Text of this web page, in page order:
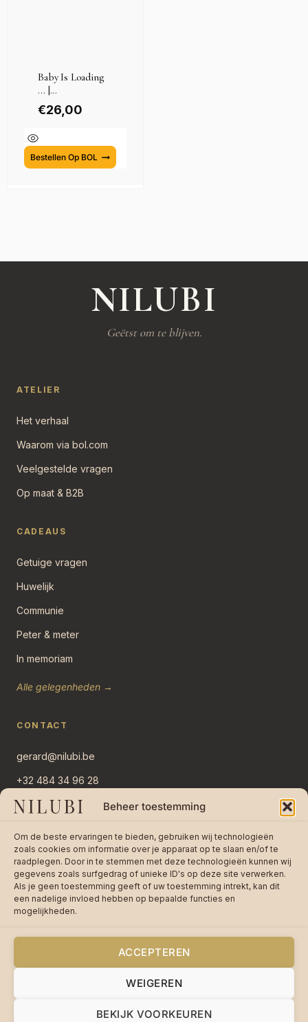
Beheer toestemming
Om de beste ervaringen te bieden, gebruiken wij technologieën
zoals cookies om informatie over je apparaat op te slaan en/of te
raadplegen. Door in te stemmen met deze technologieën kunnen wij
gegevens zoals surfgedrag of unieke ID's op deze site verwerken.
Als je geen toestemming geeft of uw toestemming intrekt, kan dit
een nadelige invloed hebben op bepaalde functies en
mogelijkheden.
ACCEPTEREN
WEIGEREN
BEKIJK VOORKEUREN
Baby Is Loading
… |...
€26,00
Bestellen Op BOL
NILUBI
Geëtst om te blijven.
ATELIER
Het verhaal
Waarom via bol.com
Veelgestelde vragen
Op maat & B2B
CADEAUS
Getuige vragen
Huwelijk
Communie
Peter & meter
In memoriam
Alle gelegenheden →
CONTACT
gerard@nilubi.be
+32 484 34 96 28
Overlaar 11
2382 Ravels, België
Stuur bericht →
reviews op bol.com
Cookies· Algemene voorwaarden